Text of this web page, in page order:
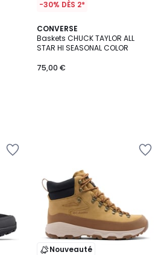
-30% DÈS 2*
CONVERSE
Baskets CHUCK TAYLOR ALL
STAR HI SEASONAL COLOR
75,00 €
Nouveauté